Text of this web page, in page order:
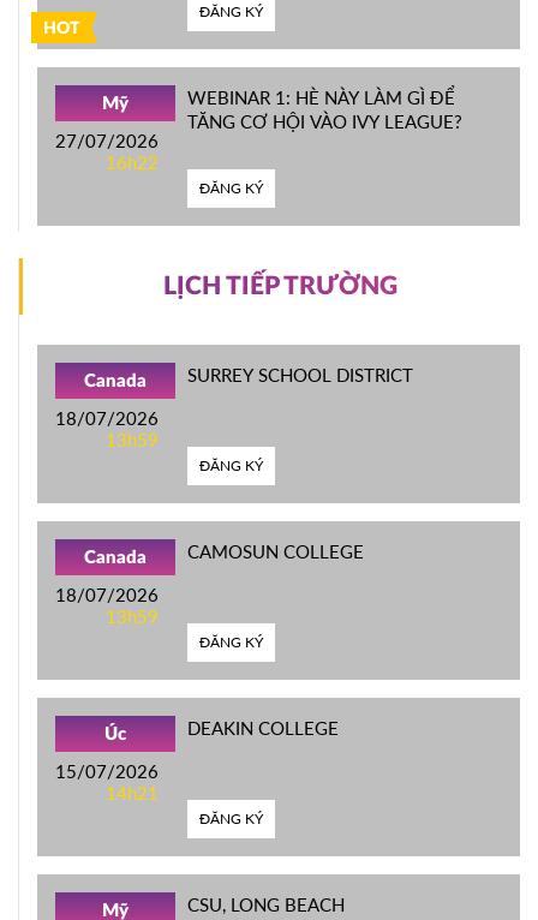
HOT
ĐĂNG KÝ
Mỹ
27/07/2026
16h22
WEBINAR 1: HÈ NÀY LÀM GÌ ĐỂ
TĂNG CƠ HỘI VÀO IVY LEAGUE?
ĐĂNG KÝ
LỊCH TIẾP TRƯỜNG
Canada
18/07/2026
13h59
SURREY SCHOOL DISTRICT
ĐĂNG KÝ
Canada
18/07/2026
13h59
CAMOSUN COLLEGE
ĐĂNG KÝ
Úc
15/07/2026
14h21
DEAKIN COLLEGE
ĐĂNG KÝ
Mỹ CSU, LONG BEACH